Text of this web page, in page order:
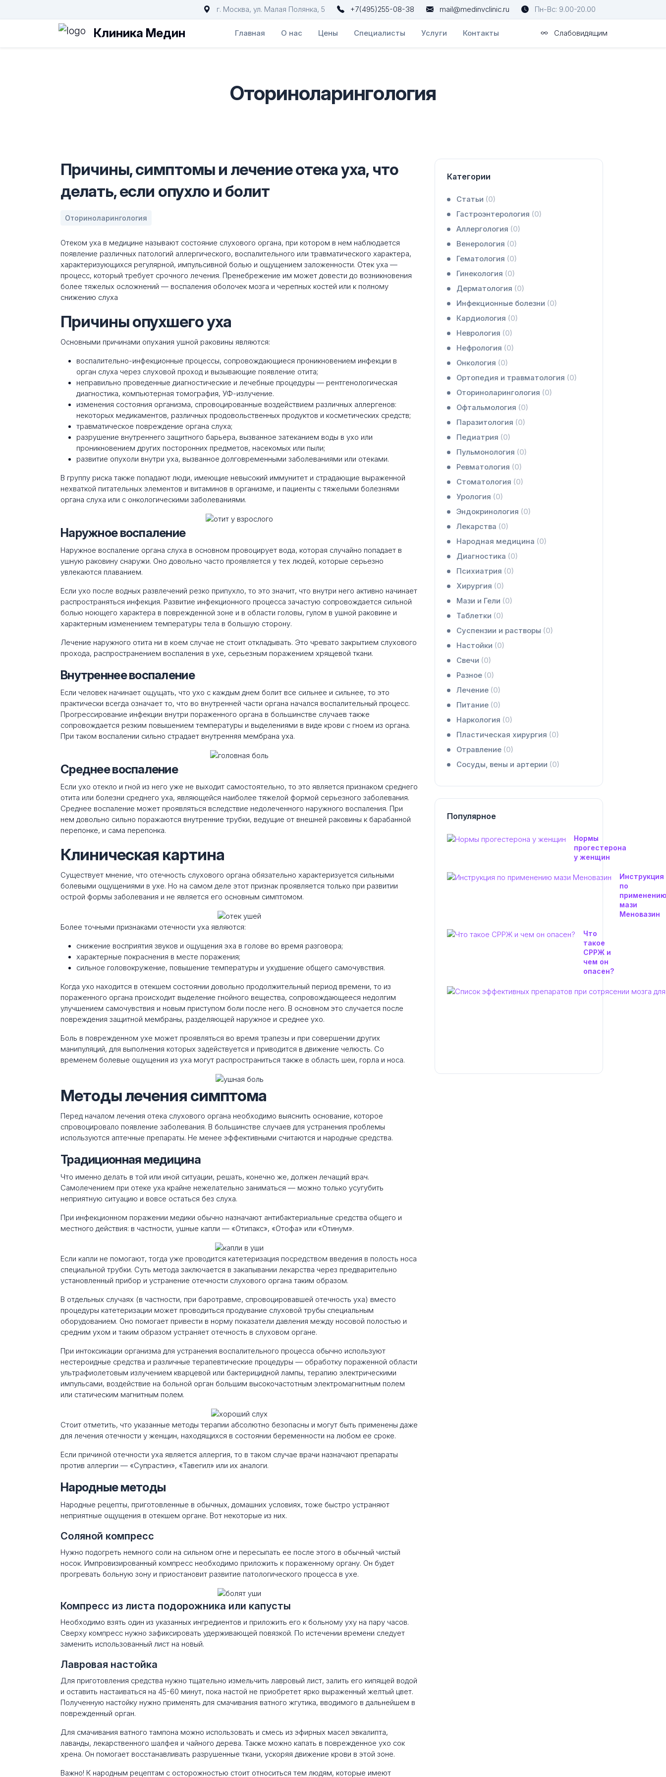
г. Москва, ул. Малая Полянка, 5 +7(495)255-08-38 mail@medinvclinic.ru Пн-Вс: 9.00-20.00
Клиника Медин Главная О нас Цены Специалисты Услуги Контакты Слабовидящим
Оториноларингология
Причины, симптомы и лечение отека уха, что
делать, если опухло и болит
Оториноларингология
Отеком уха в медицине называют состояние слухового органа, при котором в нем наблюдается
появление различных патологий аллергического, воспалительного или травматического характера,
характеризующихся регулярной, импульсивной болью и ощущением заложенности. Отек уха —
процесс, который требует срочного лечения. Пренебрежение им может довести до возникновения
более тяжелых осложнений — воспаления оболочек мозга и черепных костей или к полному
снижению слуха
Причины опухшего уха
Основными причинами опухания ушной раковины являются:
воспалительно-инфекционные процессы, сопровождающиеся проникновением инфекции в
орган слуха через слуховой проход и вызывающие появление отита;
неправильно проведенные диагностические и лечебные процедуры — рентгенологическая
диагностика, компьютерная томография, УФ-излучение.
изменения состояния организма, спровоцированные воздействием различных аллергенов:
некоторых медикаментов, различных продовольственных продуктов и косметических средств;
травматическое повреждение органа слуха;
разрушение внутреннего защитного барьера, вызванное затеканием воды в ухо или
проникновением других посторонних предметов, насекомых или пыли;
развитие опухоли внутри уха, вызванное долговременными заболеваниями или отеками.
В группу риска также попадают люди, имеющие невысокий иммунитет и страдающие выраженной
нехваткой питательных элементов и витаминов в организме, и пациенты с тяжелыми болезнями
органа слуха или с онкологическими заболеваниями.
Наружное воспаление
Наружное воспаление органа слуха в основном провоцирует вода, которая случайно попадает в
ушную раковину снаружи. Оно довольно часто проявляется у тех людей, которые серьезно
увлекаются плаванием.
Если ухо после водных развлечений резко припухло, то это значит, что внутри него активно начинает
распространяться инфекция. Развитие инфекционного процесса зачастую сопровождается сильной
болью ноющего характера в поврежденной зоне и в области головы, гулом в ушной раковине и
характерным изменением температуры тела в большую сторону.
Лечение наружного отита ни в коем случае не стоит откладывать. Это чревато закрытием слухового
прохода, распространением воспаления в ухе, серьезным поражением хрящевой ткани.
Внутреннее воспаление
Если человек начинает ощущать, что ухо с каждым днем болит все сильнее и сильнее, то это
практически всегда означает то, что во внутренней части органа начался воспалительный процесс.
Прогрессирование инфекции внутри пораженного органа в большинстве случаев также
сопровождается резким повышением температуры и выделениями в виде крови с гноем из органа.
При таком воспалении сильно страдает внутренняя мембрана уха.
Среднее воспаление
Если ухо отекло и гной из него уже не выходит самостоятельно, то это является признаком среднего
отита или болезни среднего уха, являющейся наиболее тяжелой формой серьезного заболевания.
Среднее воспаление может проявляться вследствие недолеченного наружного воспаления. При
нем довольно сильно поражаются внутренние трубки, ведущие от внешней раковины к барабанной
перепонке, и сама перепонка.
Клиническая картина
Существует мнение, что отечность слухового органа обязательно характеризуется сильными
болевыми ощущениями в ухе. Но на самом деле этот признак проявляется только при развитии
острой формы заболевания и не является его основным симптомом.
Более точными признаками отечности уха являются:
снижение восприятия звуков и ощущения эха в голове во время разговора;
характерные покраснения в месте поражения;
сильное головокружение, повышение температуры и ухудшение общего самочувствия.
Когда ухо находится в отекшем состоянии довольно продолжительный период времени, то из
пораженного органа происходит выделение гнойного вещества, сопровождающееся недолгим
улучшением самочувствия и новым приступом боли после него. В основном это случается после
повреждения защитной мембраны, разделяющей наружное и среднее ухо.
Боль в поврежденном ухе может проявляться во время трапезы и при совершении других
манипуляций, для выполнения которых задействуется и приводится в движение челюсть. Со
временем болевые ощущения из уха могут распространиться также в область шеи, горла и носа.
Методы лечения симптома
Перед началом лечения отека слухового органа необходимо выяснить основание, которое
спровоцировало появление заболевания. В большинстве случаев для устранения проблемы
используются аптечные препараты. Не менее эффективными считаются и народные средства.
Традиционная медицина
Что именно делать в той или иной ситуации, решать, конечно же, должен лечащий врач.
Самолечением при отеке уха крайне нежелательно заниматься — можно только усугубить
неприятную ситуацию и вовсе остаться без слуха.
При инфекционном поражении медики обычно назначают антибактериальные средства общего и
местного действия: в частности, ушные капли — «Отипакс», «Отофа» или «Отинум».
Если капли не помогают, тогда уже проводится катетеризация посредством введения в полость носа
специальной трубки. Суть метода заключается в закапывании лекарства через предварительно
установленный прибор и устранение отечности слухового органа таким образом.
В отдельных случаях (в частности, при баротравме, спровоцировавшей отечность уха) вместо
процедуры катетеризации может проводиться продувание слуховой трубы специальным
оборудованием. Оно помогает привести в норму показатели давления между носовой полостью и
средним ухом и таким образом устраняет отечность в слуховом органе.
При интоксикации организма для устранения воспалительного процесса обычно используют
нестероидные средства и различные терапевтические процедуры — обработку пораженной области
ультрафиолетовым излучением кварцевой или бактерицидной лампы, терапию электрическими
импульсами, воздействие на больной орган большим высокочастотным электромагнитным полем
или статическим магнитным полем.
Стоит отметить, что указанные методы терапии абсолютно безопасны и могут быть применены даже
для лечения отечности у женщин, находящихся в состоянии беременности на любом ее сроке.
Если причиной отечности уха является аллергия, то в таком случае врачи назначают препараты
против аллергии — «Супрастин», «Тавегил» или их аналоги.
Народные методы
Народные рецепты, приготовленные в обычных, домашних условиях, тоже быстро устраняют
неприятные ощущения в отекшем органе. Вот некоторые из них.
Соляной компресс
Нужно подогреть немного соли на сильном огне и пересыпать ее после этого в обычный чистый
носок. Импровизированный компресс необходимо приложить к пораженному органу. Он будет
прогревать больную зону и приостановит развитие патологического процесса в ухе.
Компресс из листа подорожника или капусты
Необходимо взять один из указанных ингредиентов и приложить его к больному уху на пару часов.
Сверху компресс нужно зафиксировать удерживающей повязкой. По истечении времени следует
заменить использованный лист на новый.
Лавровая настойка
Для приготовления средства нужно тщательно измельчить лавровый лист, залить его кипящей водой
и оставить настаиваться на 45-60 минут, пока настой не приобретет ярко выраженный желтый цвет.
Полученную настойку нужно применять для смачивания ватного жгутика, вводимого в дальнейшем в
поврежденный орган.
Для смачивания ватного тампона можно использовать и смесь из эфирных масел эвкалипта,
лаванды, лекарственного шалфея и чайного дерева. Также можно капать в поврежденное ухо сок
хрена. Он помогает восстанавливать разрушенные ткани, ускоряя движение крови в этой зоне.
Важно! К народным рецептам с осторожностью стоит относиться тем людям, которые имеют
Категории
Статьи (0)
Гастроэнтерология (0)
Аллергология (0)
Венерология (0)
Гематология (0)
Гинекология (0)
Дерматология (0)
Инфекционные болезни (0)
Кардиология (0)
Неврология (0)
Нефрология (0)
Онкология (0)
Ортопедия и травматология (0)
Оториноларингология (0)
Офтальмология (0)
Паразитология (0)
Педиатрия (0)
Пульмонология (0)
Ревматология (0)
Стоматология (0)
Урология (0)
Эндокринология (0)
Лекарства (0)
Народная медицина (0)
Диагностика (0)
Психиатрия (0)
Хирургия (0)
Мази и Гели (0)
Таблетки (0)
Суспензии и растворы (0)
Настойки (0)
Свечи (0)
Разное (0)
Лечение (0)
Питание (0)
Наркология (0)
Пластическая хирургия (0)
Отравление (0)
Сосуды, вены и артерии (0)
Популярное
Нормы
прогестерона
у женщин
Инструкция
по
применению
мази
Меновазин
Что
такое
СРРЖ и
чем он
опасен?